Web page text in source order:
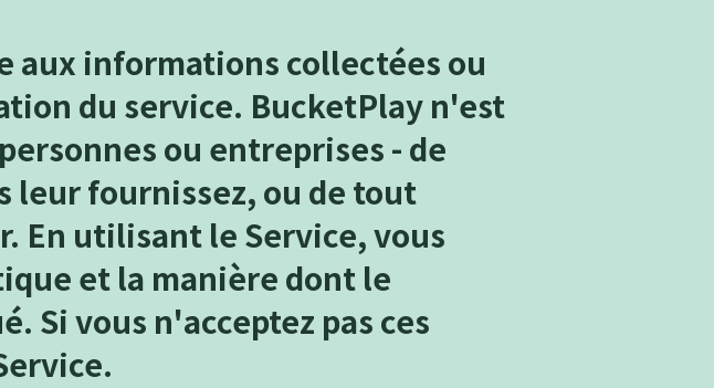
aux informations collectées ou
du service. BucketPlay n'est
ou entreprises - de
leur fournissez, ou de tout
En utilisant le Service, vous
et la manière dont le
Si vous n'acceptez pas ces